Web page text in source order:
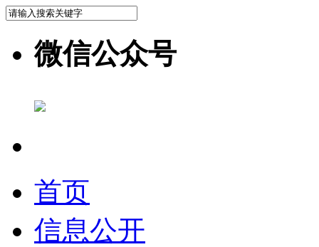
微信公众号
首页
信息公开